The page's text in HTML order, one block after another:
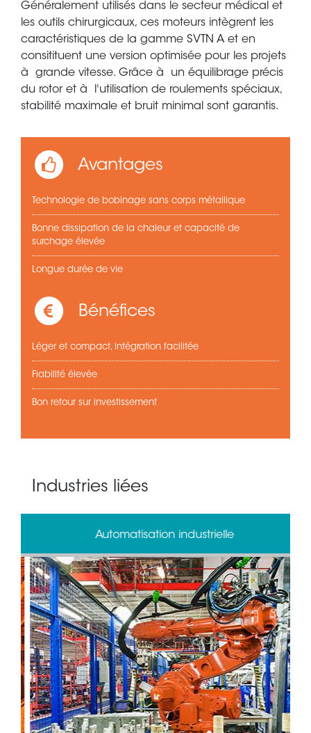
Généralement utilisés dans le secteur médical et
les outils chirurgicaux, ces moteurs intègrent les
caractéristiques de la gamme SVTN A et en
consitituent une version optimisée pour les projets
à grande vitesse. Grâce à un équilibrage précis
du rotor et à l'utilisation de roulements spéciaux,
stabilité maximale et bruit minimal sont garantis.
Avantages
Technologie de bobinage sans corps métallique
Bonne dissipation de la chaleur et capacité de
surchage élevée
Longue durée de vie
Bénéfices
Léger et compact, intégration facilitée
Fiabilité élevée
Bon retour sur investissement
Industries liées
Automatisation industrielle